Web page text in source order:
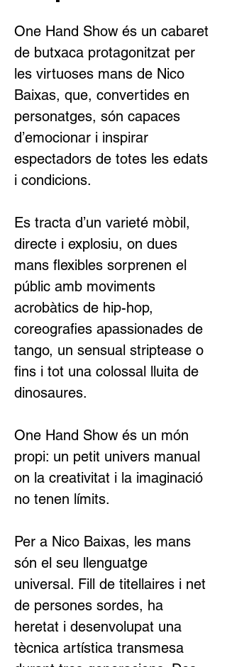
One Hand Show és un cabaret
de butxaca protagonitzat per
les virtuoses mans de Nico
Baixas, que, convertides en
personatges, són capaces
d’emocionar i inspirar
espectadors de totes les edats
i condicions.
Es tracta d’un varieté mòbil,
directe i explosiu, on dues
mans flexibles sorprenen el
públic amb moviments
acrobàtics de hip-hop,
coreografies apassionades de
tango, un sensual striptease o
fins i tot una colossal lluita de
dinosaures.
One Hand Show és un món
propi: un petit univers manual
on la creativitat i la imaginació
no tenen límits.
Per a Nico Baixas, les mans
són el seu llenguatge
universal. Fill de titellaires i net
de persones sordes, ha
heretat i desenvolupat una
tècnica artística transmesa